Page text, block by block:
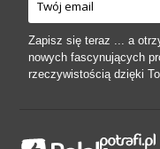
Zapisz się teraz ... a
nowych fascynujących
rzeczywistością dzięki